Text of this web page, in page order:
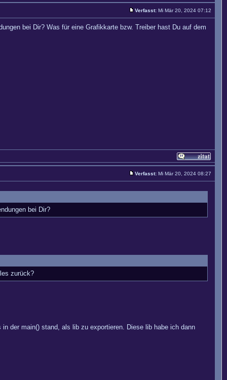
Verfasst: Mi Mär 20, 2024 07:12
bei Dir? Was für eine Grafikkarte bzw. Treiber hast Du auf dem
Verfasst: Mi Mär 20, 2024 08:27
bei Dir?
zurück?
der main() stand, als lib zu exportieren. Diese lib habe ich dann